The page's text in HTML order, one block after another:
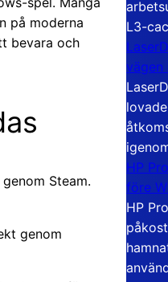
på moderna
bevara och
Steam.
genom
L3-
vägen
HP
före
HP